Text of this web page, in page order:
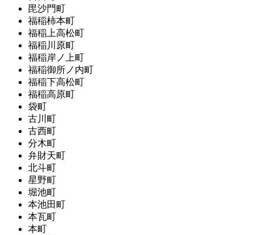
毘沙門町
福稲柿本町
福稲上高松町
福稲川原町
福稲岸ノ上町
福稲御所ノ内町
福稲下高松町
福稲高原町
袋町
古川町
古西町
分木町
弁財天町
北斗町
星野町
堀池町
本池田町
本瓦町
本町